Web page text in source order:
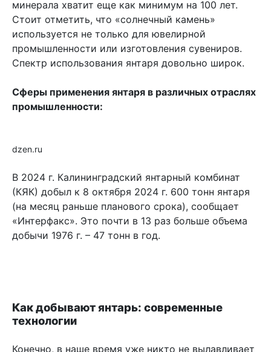
минерала хватит еще как минимум на 100 лет.
Стоит отметить, что «солнечный камень»
используется не только для ювелирной
промышленности или изготовления сувениров.
Спектр использования янтаря довольно широк.
Сферы применения янтаря в различных отраслях
промышленности:
dzen.ru
В 2024 г. Калининградский янтарный комбинат
(КЯК) добыл к 8 октября 2024 г. 600 тонн янтаря
(на месяц раньше планового срока), сообщает
«Интерфакс». Это почти в 13 раз больше объема
добычи 1976 г. – 47 тонн в год.
Как добывают янтарь: современные
технологии
Конечно, в наше время уже никто не вылавливает